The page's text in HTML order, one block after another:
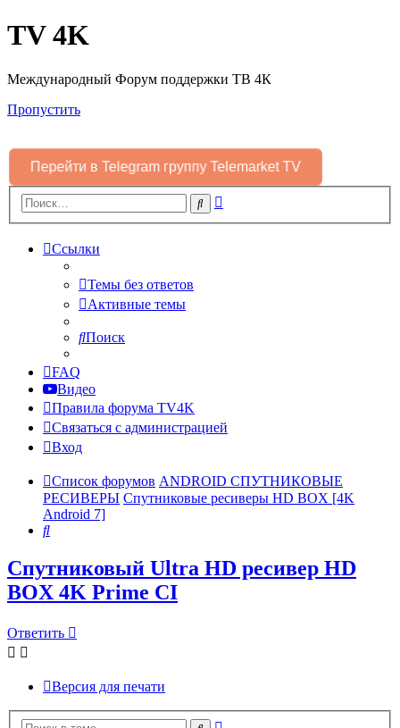
TV 4K
Международный Форум поддержки ТВ 4К
Пропустить
Перейти в Telegram группу Telemarket TV
Поиск
Ссылки
Темы без ответов
Активные темы
Поиск
FAQ
Видео
Правила форума TV4K
Связаться с администрацией
Вход
Список форумов ANDROID СПУТНИКОВЫЕ
РЕСИВЕРЫ Спутниковые ресиверы HD BOX [4K
Android 7]
Поиск
Спутниковый Ultra HD ресивер HD
BOX 4K Prime CI
Ответить
Версия для печати